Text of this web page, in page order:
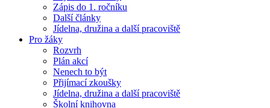
Zápis do 1. ročníku
Další články
Jídelna, družina a další pracoviště
Pro žáky
Rozvrh
Plán akcí
Nenech to být
Přijímací zkoušky
Jídelna, družina a další pracoviště
Školní knihovna